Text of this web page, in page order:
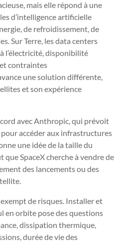
mais elle répond à une
d’intelligence artificielle
de refroidissement, de
Sur Terre, les data centers
l’électricité, disponibilité
contraintes
une solution différente,
et son expérience
avec Anthropic, qui prévoit
accéder aux infrastructures
une idée de la taille du
SpaceX cherche à vendre de
des lancements ou des
exempt de risques. Installer et
en orbite pose des questions
dissipation thermique,
durée de vie des